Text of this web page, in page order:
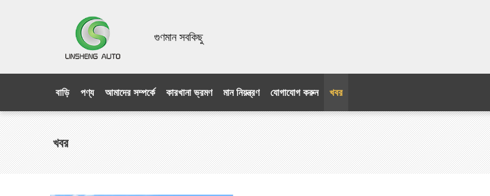
গুণমান সবকিছু
বাড়ি পণ্য আমাদের সম্পর্কে কারখানা ভ্রমণ মান নিয়ন্ত্রণ যোগাযোগ করুন খবর
খবর